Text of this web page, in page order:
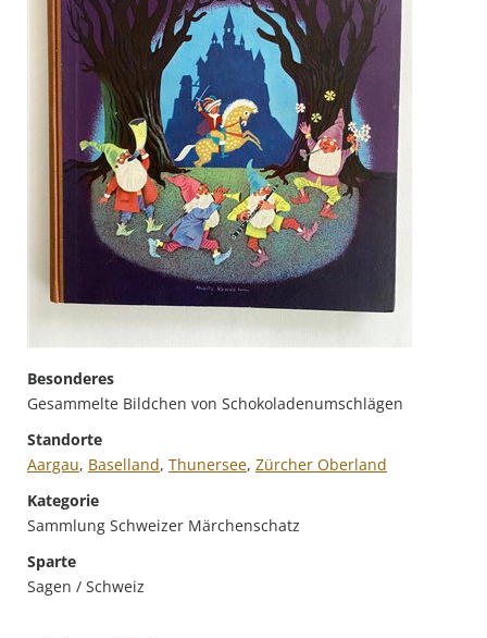
Besonderes
Gesammelte Bildchen von Schokoladenumschlägen
Standorte
Aargau, Baselland, Thunersee, Zürcher Oberland
Kategorie
Sammlung Schweizer Märchenschatz
Sparte
Sagen / Schweiz